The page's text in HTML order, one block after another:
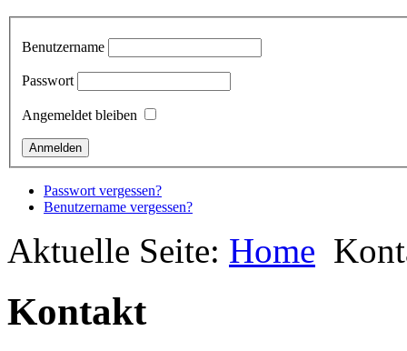
Benutzername
Passwort
Angemeldet bleiben
Passwort vergessen?
Benutzername vergessen?
Aktuelle Seite: Home
Kontakt